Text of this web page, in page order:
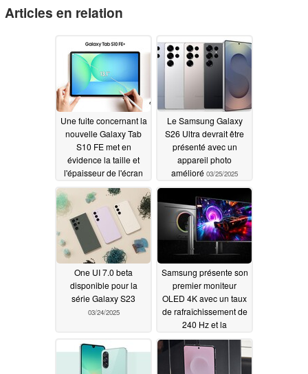
Articles en relation
Une fuite concernant la
nouvelle Galaxy Tab
S10 FE met en
évidence la taille et
l'épaisseur de l'écran
03/26/2025
Le Samsung Galaxy
S26 Ultra devrait être
présenté avec un
appareil photo
amélioré 03/25/2025
One UI 7.0 beta
disponible pour la
série Galaxy S23
03/24/2025
Samsung présente son
premier moniteur
OLED 4K avec un taux
de rafraîchissement de
240 Hz et la
technologie Odyssey
3D sans lunettes
03/24/2025